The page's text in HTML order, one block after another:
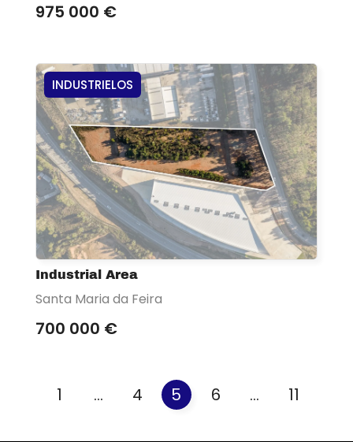
975 000 €
INDUSTRIELOS
Industrial Area
Santa Maria da Feira
700 000 €
1 ... 4 5 6 ... 11